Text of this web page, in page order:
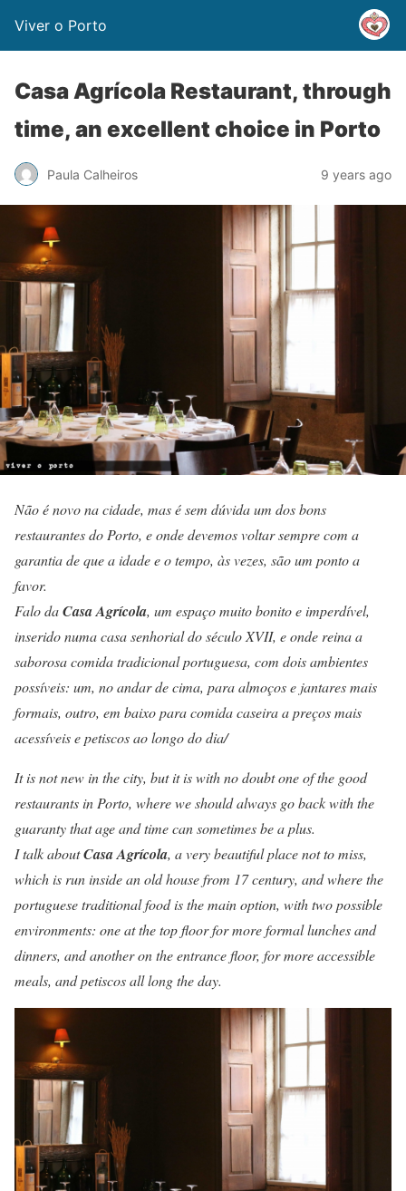
Viver o Porto
Casa Agrícola Restaurant, through
time, an excellent choice in Porto
Paula Calheiros 9 years ago
Não é novo na cidade, mas é sem dúvida um dos bons
restaurantes do Porto, e onde devemos voltar sempre com a
garantia de que a idade e o tempo, às vezes, são um ponto a
favor.
Falo daCasa Agrícola, um espaço muito bonito e imperdível,
inserido numa casa senhorial do século XVII, e onde reina a
saborosa comida tradicional portuguesa, com dois ambientes
possíveis: um, no andar de cima, para almoços e jantares mais
formais, outro, em baixo para comida caseira a preços mais
acessíveis e petiscos ao longo do dia/
It is not new in the city, but it is with no doubt one of the good
restaurants in Porto, where we should always go back with the
guaranty that age and time can sometimes be a plus.
I talk aboutCasa Agrícola, a very beautiful place not to miss,
which is run inside an old house from 17 century, and where the
portuguese traditional food is the main option, with two possible
environments: one at the top floor for more formal lunches and
dinners, and another on the entrance floor, for more accessible
meals, and petiscos all long the day.